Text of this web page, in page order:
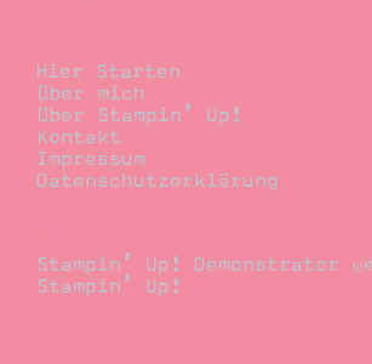
Hier Starten
Über mich
Über Stampin’ Up!
Kontakt
Impressum
Datenschutzerklärung
Stampin’ Up! Demonstrator
Stampin’ Up!